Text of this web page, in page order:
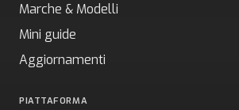
Marche & Modelli
Mini guide
Aggiornamenti
PIATTAFORMA